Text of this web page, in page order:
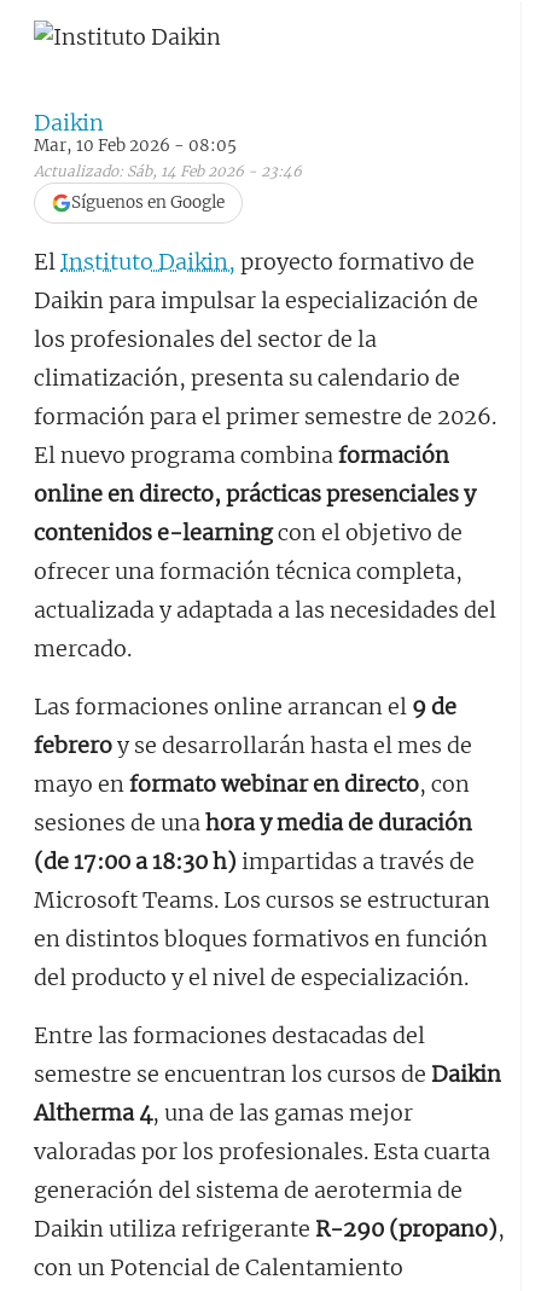
Daikin
Mar, 10 Feb 2026 - 08:05
Actualizado: Sáb, 14 Feb 2026 - 23:46
Síguenos en Google
El Instituto Daikin, proyecto formativo de
Daikin para impulsar la especialización de
los profesionales del sector de la
climatización, presenta su calendario de
formación para el primer semestre de 2026.
El nuevo programa combinaformación
online en directo, prácticas presenciales y
contenidos e-learningcon el objetivo de
ofrecer una formación técnica completa,
actualizada y adaptada a las necesidades del
mercado.
Las formaciones online arrancan el 9 de
febreroy se desarrollarán hasta el mes de
mayo enformato webinar en directo, con
sesiones de unahora y media de duración
(de 17:00 a 18:30 h) impartidas a través de
Microsoft Teams. Los cursos se estructuran
en distintos bloques formativos en función
del producto y el nivel de especialización.
Entre las formaciones destacadas del
semestre se encuentran los cursos de Daikin
Altherma 4, una de las gamas mejor
valoradas por los profesionales. Esta cuarta
generación del sistema de aerotermia de
Daikin utiliza refrigerante R-290 (propano),
con un Potencial de Calentamiento